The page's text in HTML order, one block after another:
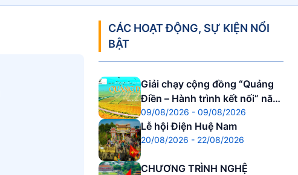
CÁC HOẠT ĐỘNG, SỰ KIỆN NỔI
BẬT
09/08/2026 - 09/08/2026
Giải chạy cộng đồng “Quảng
Điền – Hành trình kết nối” năm
2026.
20/08/2026 - 22/08/2026
Lễ hội Điện Huệ Nam
CHƯƠNG TRÌNH NGHỆ